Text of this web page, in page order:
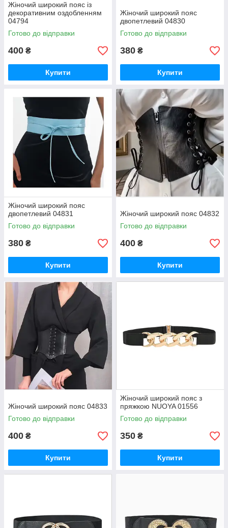
Жіночий широкий пояс із
декоративним оздобленням
04794
Готово до відправки
400 ₴
Купити
Жіночий широкий пояс
двопетлевий 04830
Готово до відправки
380 ₴
Купити
Жіночий широкий пояс
двопетлевий 04831
Готово до відправки
380 ₴
Купити
Жіночий широкий пояс 04832
Готово до відправки
400 ₴
Купити
Жіночий широкий пояс 04833
Готово до відправки
400 ₴
Купити
Жіночий широкий пояс з
пряжкою NUOYA 01556
Готово до відправки
350 ₴
Купити